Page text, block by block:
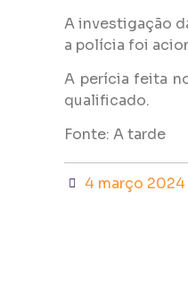
A investigação
a polícia foi
A perícia feita
qualificado.
Fonte: A tarde
4 março 2024